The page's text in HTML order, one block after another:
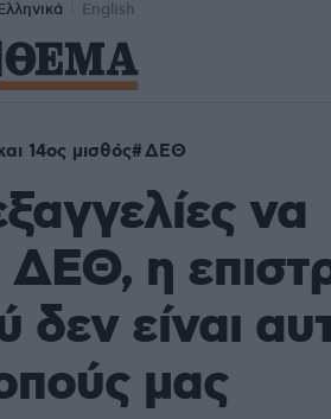
English
14ος μισθός ΔΕΘ
να
ΔΕΘ, η
δεν είναι
μας